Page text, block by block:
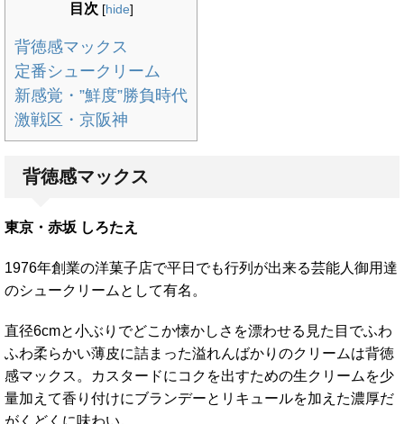
目次 [hide]
背徳感マックス
定番シュークリーム
新感覚・”鮮度”勝負時代
激戦区・京阪神
背徳感マックス
東京・赤坂 しろたえ
1976年創業の洋菓子店で平日でも行列が出来る芸能人御用達
のシュークリームとして有名。
直径6cmと小ぶりでどこか懐かしさを漂わせる見た目でふわ
ふわ柔らかい薄皮に詰まった溢れんばかりのクリームは背徳
感マックス。カスタードにコクを出すための生クリームを少
量加えて香り付けにブランデーとリキュールを加えた濃厚だ
がくどくに味わい。